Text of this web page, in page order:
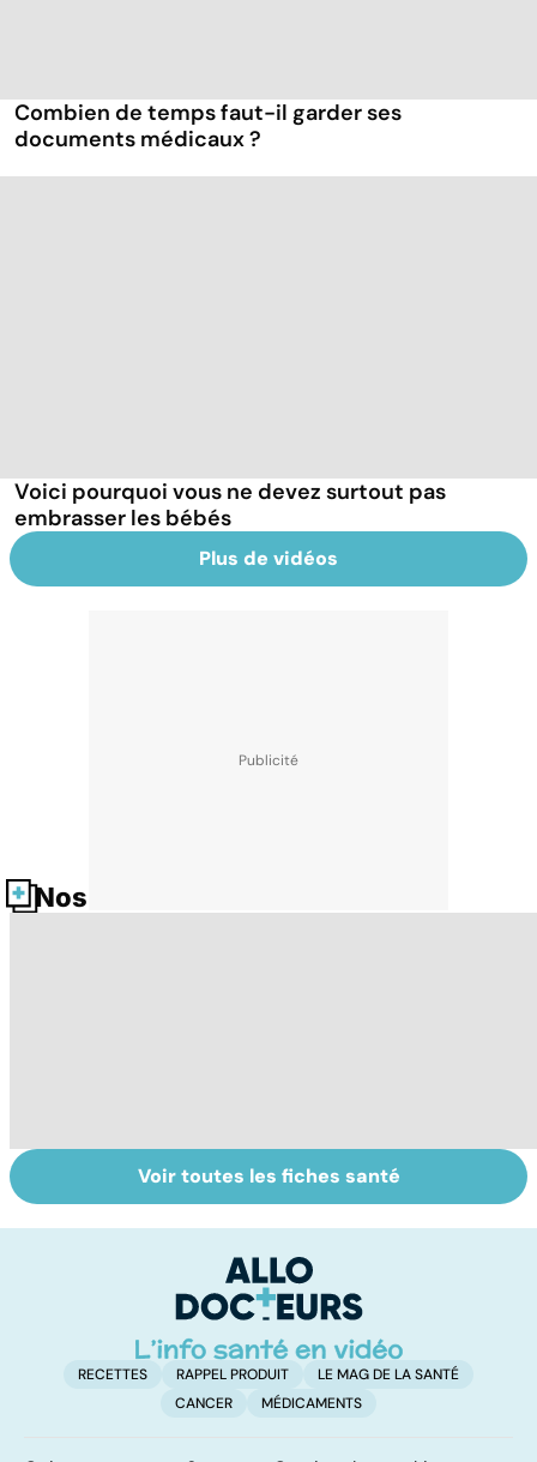
Combien de temps faut-il garder ses
documents médicaux ?
Voici pourquoi vous ne devez surtout pas
embrasser les bébés
Plus de vidéos
Nos fiches santé
Tout savoir sur
les virus
Votre santé en
vacances
Voir toutes les fiches santé
RECETTES RAPPEL PRODUIT
LE MAG DE LA SANTÉ
CANCER
MÉDICAMENTS